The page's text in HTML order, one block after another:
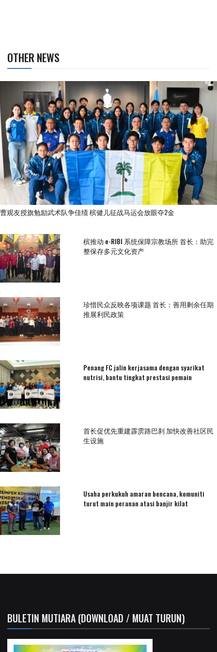
OTHER NEWS
曹观友授旗勉励武术队争佳绩 槟健儿征战马运会放眼夺2金
槟推动 e-RIBI 系统保障宗教场所 首长：助完
整保存多元文化资产
珍惜民众反映各项课题 首长：善用剩余任期
推展利民政策
Penang FC jalin kerjasama dengan syarikat
nutrisi, bantu tingkat prestasi pemain
首长促优先重建霹雳路巴刹 加快改善社区民
生设施
Usaha perkukuh amaran bencana, komuniti
turut main peranan atasi banjir kilat
BULETIN MUTIARA (DOWNLOAD / MUAT TURUN)